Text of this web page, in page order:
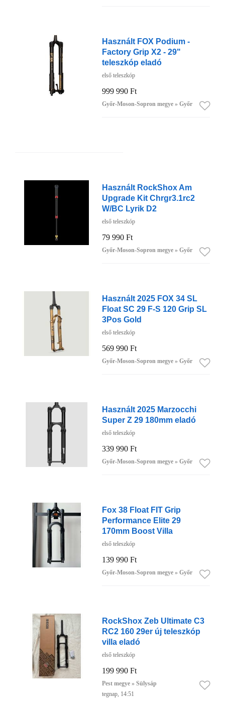
Használt FOX Podium -
Factory Grip X2 - 29"
teleszkóp eladó
első teleszkóp
999 990 Ft
Győr-Moson-Sopron megye » Győr
Használt RockShox Am
Upgrade Kit Chrgr3.1rc2
W/BC Lyrik D2
első teleszkóp
79 990 Ft
Győr-Moson-Sopron megye » Győr
Használt 2025 FOX 34 SL
Float SC 29 F-S 120 Grip SL
3Pos Gold
első teleszkóp
569 990 Ft
Győr-Moson-Sopron megye » Győr
Használt 2025 Marzocchi
Super Z 29 180mm eladó
első teleszkóp
339 990 Ft
Győr-Moson-Sopron megye » Győr
Fox 38 Float FIT Grip
Performance Elite 29
170mm Boost Villa
első teleszkóp
139 990 Ft
Győr-Moson-Sopron megye » Győr
RockShox Zeb Ultimate C3
RC2 160 29er új teleszkóp
villa eladó
első teleszkóp
199 990 Ft
Pest megye » Sülysáp
tegnap, 14:51